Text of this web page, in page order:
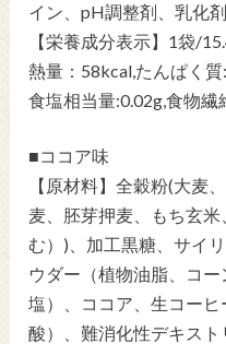
イン、pH調整剤、乳化剤
【栄養成分表示】1袋/
熱量：58kcal,たんぱく
食塩相当量:0.02g,食物繊
■ココア味
【原材料】全穀粉(大麦
麦、胚芽押麦、もち玄
む）)、加工黒糖、サイ
ウダー（植物油脂、コ
塩）、ココア、生コー
酸）、難消化性デキス